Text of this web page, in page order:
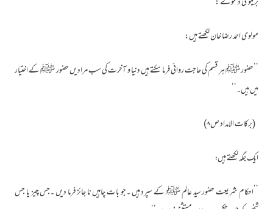
مولوی احمد رضا خان لکھتے ہیں:
’’حضور ﷺ ہر قسم کی حاجت روائی فرما سکتے ہیں دنیا و آخرت کی سب مرادیں حضور ﷺ کے اختیار
میں ہیں۔‘‘
(برکات الامداد ص۸)
ایک جگہ لکھتے ہیں؛
’’احکام شریعت حضور سید عالم ﷺ کے سپرد ہیں ۔جو بات چاہیں نا جائز فرما دیں ۔جس چیز یا جس